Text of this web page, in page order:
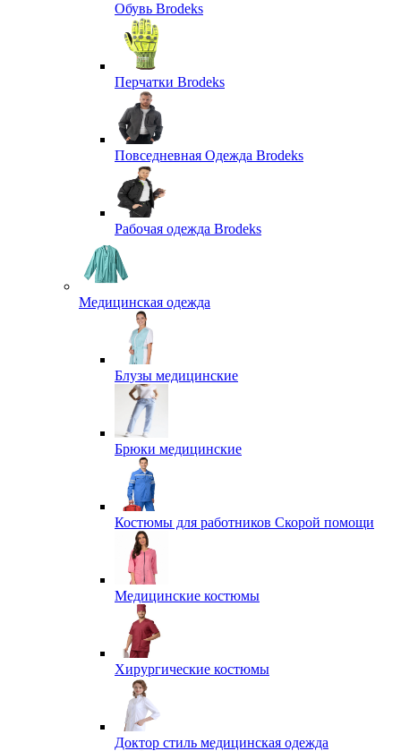
Обувь Brodeks
Перчатки Brodeks
Повседневная Одежда Brodeks
Рабочая одежда Brodeks
Медицинская одежда
Блузы медицинские
Брюки медицинские
Костюмы для работников Скорой помощи
Медицинские костюмы
Хирургические костюмы
Доктор стиль медицинская одежда